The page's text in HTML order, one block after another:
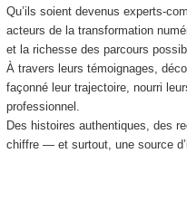
Qu’ils soient devenus experts-
acteurs de la transformation
et la richesse des parcours
À travers leurs témoignages,
façonné leur trajectoire, nourri
professionnel.
Des histoires authentiques, des
chiffre — et surtout, une source